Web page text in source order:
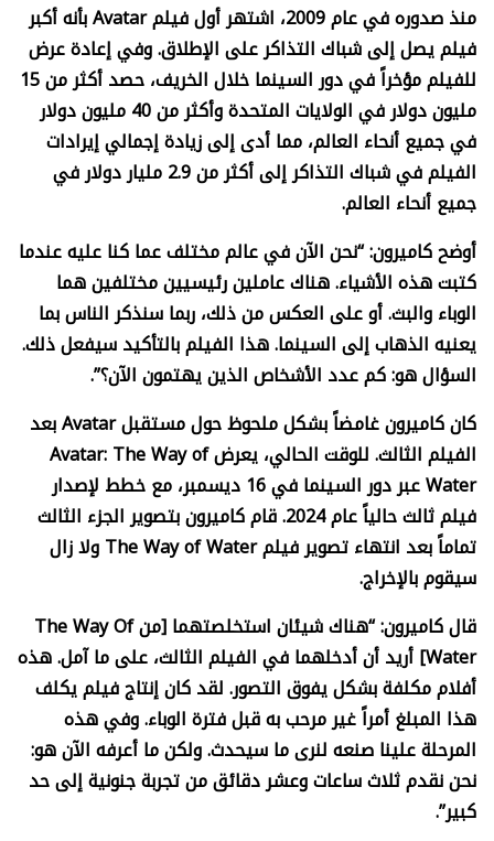
منذ صدوره في عام 2009، اشتهر أول فيلم
Avatarبأنه أكبر
فيلم يصل إلى شباك التذاكر على الإطلاق. وفي إعادة عرض
للفيلم مؤخراً في دور السينما خلال الخريف، حصد أكثر من 15
مليون دولار في الولايات المتحدة وأكثر من 40 مليون دولار
في جميع أنحاء العالم، مما أدى إلى زيادة إجمالي إيرادات
الفيلم في شباك التذاكر إلى أكثر من 2.9 مليار دولار في
جميع أنحاء العالم.
أوضح كاميرون: “نحن الآن في عالم مختلف عما كنا عليه عندما
كتبت هذه الأشياء. هناك عاملين رئيسيين مختلفين هما
الوباء والبث. أو على العكس من ذلك، ربما سنذكر الناس بما
يعنيه الذهاب إلى السينما. هذا الفيلم بالتأكيد سيفعل ذلك.
السؤال هو: كم عدد الأشخاص الذين يهتمون الآن؟”.
كان كاميرون غامضاً بشكل ملحوظ حول مستقبلAvatarبعد
الفيلم الثالث. للوقت الحالي، يعرضAvatar: The Way of
Water
عبر دور السينما في 16 ديسمبر، مع خطط لإصدار
فيلم ثالث حالياً عام 2024. قام كاميرون بتصوير الجزء الثالث
تماماً بعد انتهاء تصوير فيلمThe Way of Waterولا زال
سيقوم بالإخراج.
قال كاميرون: “هناك شيئان استخلصتهما [منThe Way Of
Water] أريد أن أدخلهما في الفيلم الثالث، على ما آمل. هذه
أفلام مكلفة بشكل يفوق التصور. لقد كان إنتاج فيلم يكلف
هذا المبلغ أمراً غير مرحب به قبل فترة الوباء. وفي هذه
المرحلة علينا صنعه لنرى ما سيحدث. ولكن ما أعرفه الآن هو:
نحن نقدم ثلاث ساعات وعشر دقائق من تجربة جنونية إلى حد
كبير”.